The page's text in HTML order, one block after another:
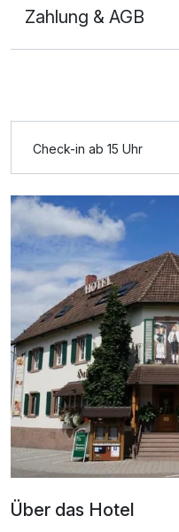
Ausstattung
Zusatznächte
Für 8 Tage
Doppelzimmer Standard
2 Erwachsene
Zahlung & AGB
Check-in ab 15 Uhr
Über das Hotel